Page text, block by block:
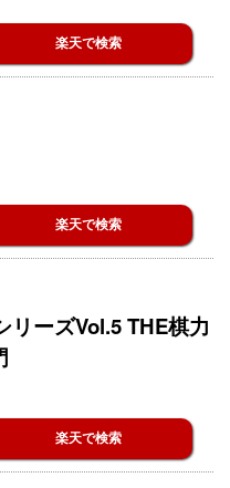
楽天で検索
楽天で検索
リーズVol.5 THE棋力
楽天で検索